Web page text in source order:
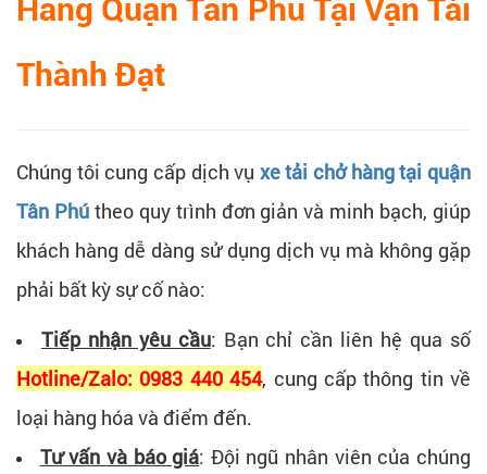
Hàng Quận Tân Phú Tại Vận Tải
Thành Đạt
Chúng tôi cung cấp dịch vụ xe tải chở hàng tại quận
Tân Phútheo quy trình đơn giản và minh bạch, giúp
khách hàng dễ dàng sử dụng dịch vụ mà không gặp
phải bất kỳ sự cố nào:
Tiếp nhận yêu cầu: Bạn chỉ cần liên hệ qua số
Hotline/Zalo: 0983 440 454, cung cấp thông tin về
loại hàng hóa và điểm đến.
Tư vấn và báo giá: Đội ngũ nhân viên của chúng